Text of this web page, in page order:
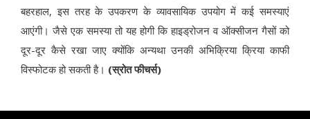
बहरहाल, इस तरह के उपकरण के व्यावसायिक उपयोग में कई समस्याएं
आएंगी। जैसे एक समस्या तो यह होगी कि हाइड्रोजन व ऑक्सीजन गैसों को
दूर-दूर कैसे रखा जाए क्योंकि अन्यथा उनकी अभिक्रिया क्रिया काफी
विस्फोटक हो सकती है। (स्रोत फीचर्स)